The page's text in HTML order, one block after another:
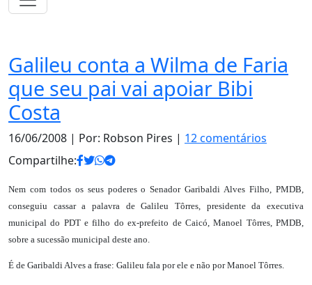
Galileu conta a Wilma de Faria
que seu pai vai apoiar Bibi
Costa
16/06/2008 | Por: Robson Pires | 12 comentários
Compartilhe:
Nem com todos os seus poderes o Senador Garibaldi Alves Filho, PMDB,
conseguiu cassar a palavra de Galileu Tôrres, presidente da executiva
municipal do PDT e filho do ex-prefeito de Caicó, Manoel Tôrres, PMDB,
sobre a sucessão municipal deste ano.
É de Garibaldi Alves a frase: Galileu fala por ele e não por Manoel Tôrres.